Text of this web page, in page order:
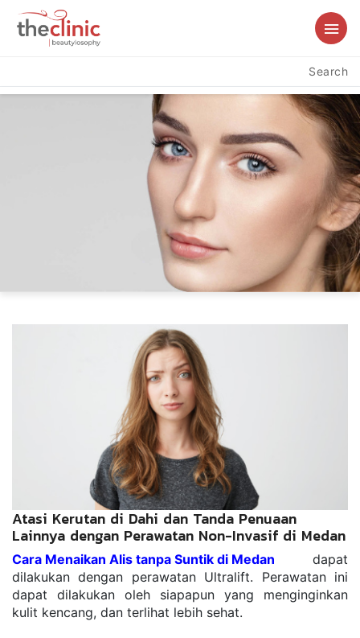
Search
Atasi Kerutan di Dahi dan Tanda Penuaan
Lainnya dengan Perawatan Non-Invasif di Medan
Cara Menaikan Alis tanpa Suntik di Medan
dapat
dilakukan dengan perawatan Ultralift. Perawatan ini
dapat dilakukan oleh siapapun yang menginginkan
kulit kencang, dan terlihat lebih sehat.